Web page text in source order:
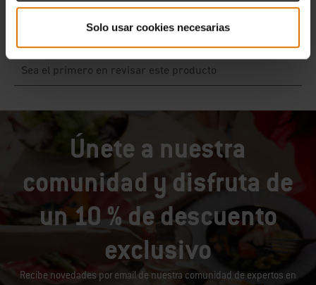
Solo usar cookies necesarias
Únete a nuestra
comunidad y disfruta de
un 10 % de descuento
exclusivo
Recibe novedades por email de nuestra comunidad de expertos en